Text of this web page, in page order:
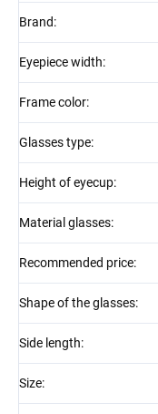
Brand:
Eyepiece width:
Frame color:
Glasses type:
Height of eyecup:
Material glasses:
Recommended price:
Shape of the glasses:
Side length:
Size: